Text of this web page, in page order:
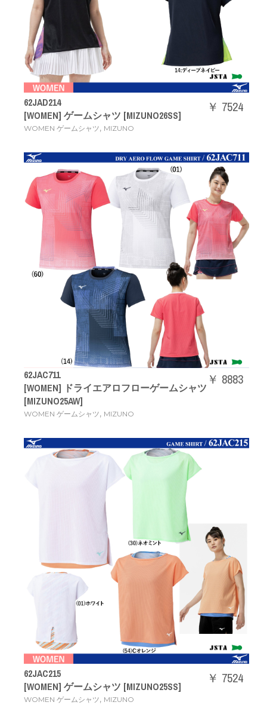
62JAD214
[WOMEN] ゲームシャツ [MIZUNO26SS]
WOMEN ゲームシャツ, MIZUNO
￥ 7524
62JAC711
[WOMEN] ドライエアロフローゲームシャツ
[MIZUNO25AW]
WOMEN ゲームシャツ, MIZUNO
￥ 8883
62JAC215
[WOMEN] ゲームシャツ [MIZUNO25SS]
WOMEN ゲームシャツ, MIZUNO
￥ 7524